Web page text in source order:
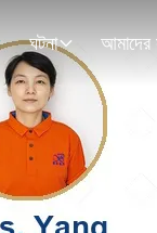
ঘটনা